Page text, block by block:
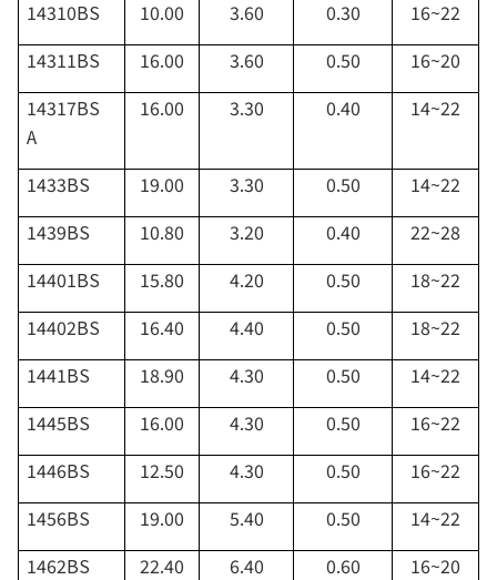
14310BS
10.00 3.60 0.30
16~22
14311BS
16.00 3.60 0.50
16~20
14317BS
A
16.00 3.30 0.40 14~22
1433BS 19.00 3.30 0.50
14~22
1439BS
10.80 3.20 0.40
22~28
14401BS
15.80 4.20 0.50
18~22
14402BS
16.40 4.40 0.50
18~22
1441BS
18.90 4.30 0.50
14~22
1445BS
16.00 4.30 0.50
16~22
1446BS
12.50 4.30 0.50
16~22
1456BS
19.00 5.40 0.50
14~22
1462BS
22.40 6.40 0.60
16~20